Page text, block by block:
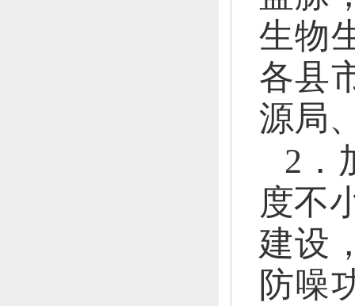
生物
各县
源局
2．
度不
建设
防噪